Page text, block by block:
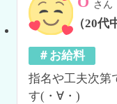
さん
（20代
＃お給料
指名や工夫次第
す(・∀・)